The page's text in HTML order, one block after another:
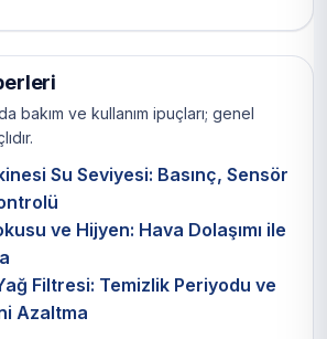
bakım ve kullanım ipuçları; genel
Su Seviyesi: Basınç, Sensör
ve Hijyen: Hava Dolaşımı ile
Filtresi: Temizlik Periyodu ve
Azaltma